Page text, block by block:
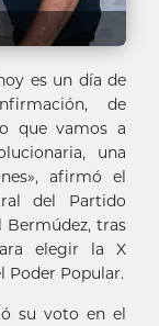
es un día de
de
que vamos a
una
afirmó el
del Partido
Bermúdez, tras
elegir la X
Poder Popular.
su voto en el